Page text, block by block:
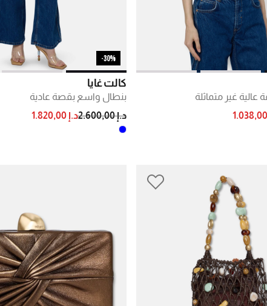
عالية غير متماثلة
PRICE
30%-
كالت غايا
بنطال واسع بقصة عادية
PRICE REDUCED FROM
د.إ 2.600,00 TO
د.إ 1.820,00